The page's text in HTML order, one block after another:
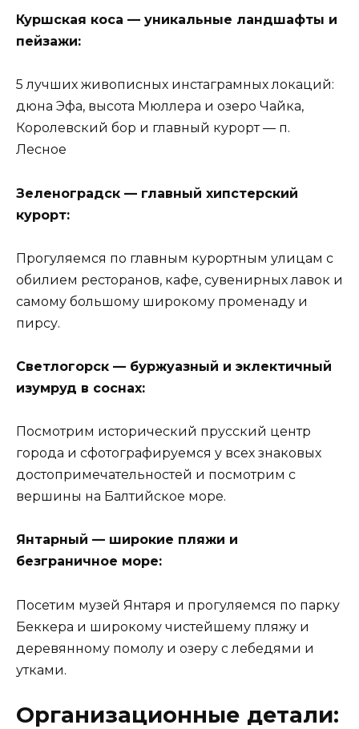
Куршская коса — уникальные ландшафты и
пейзажи:
5 лучших живописных инстаграмных локаций:
дюна Эфа, высота Мюллера и озеро Чайка,
Королевский бор и главный курорт — п.
Лесное
Зеленоградск — главный хипстерский
курорт:
Прогуляемся по главным курортным улицам с
обилием ресторанов, кафе, сувенирных лавок и
самому большому широкому променаду и
пирсу.
Светлогорск — буржуазный и эклектичный
изумруд в соснах:
Посмотрим исторический прусский центр
города и сфотографируемся у всех знаковых
достопримечательностей и посмотрим с
вершины на Балтийское море.
Янтарный — широкие пляжи и
безграничное море:
Посетим музей Янтаря и прогуляемся по парку
Беккера и широкому чистейшему пляжу и
деревянному помолу и озеру с лебедями и
утками.
Организационные детали: